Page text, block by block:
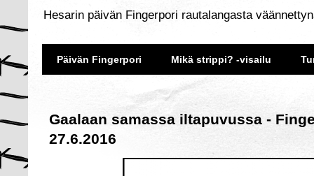
Hesarin päivän Fingerpori rautalangasta
Päivän Fingerpori Mikä strippi? -visailu
Gaalaan samassa iltapuvussa -
27.6.2016